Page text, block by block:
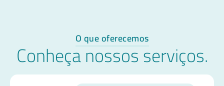
O que oferecemos
Conheça nossos serviços.